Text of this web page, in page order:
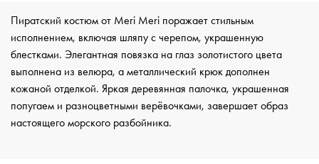
Пиратский костюм от Meri Meri поражает стильным
исполнением, включая шляпу с черепом, украшенную
блестками. Элегантная повязка на глаз золотистого цвета
выполнена из велюра, а металлический крюк дополнен
кожаной отделкой. Яркая деревянная палочка, украшенная
попугаем и разноцветными верёвочками, завершает образ
настоящего морского разбойника.